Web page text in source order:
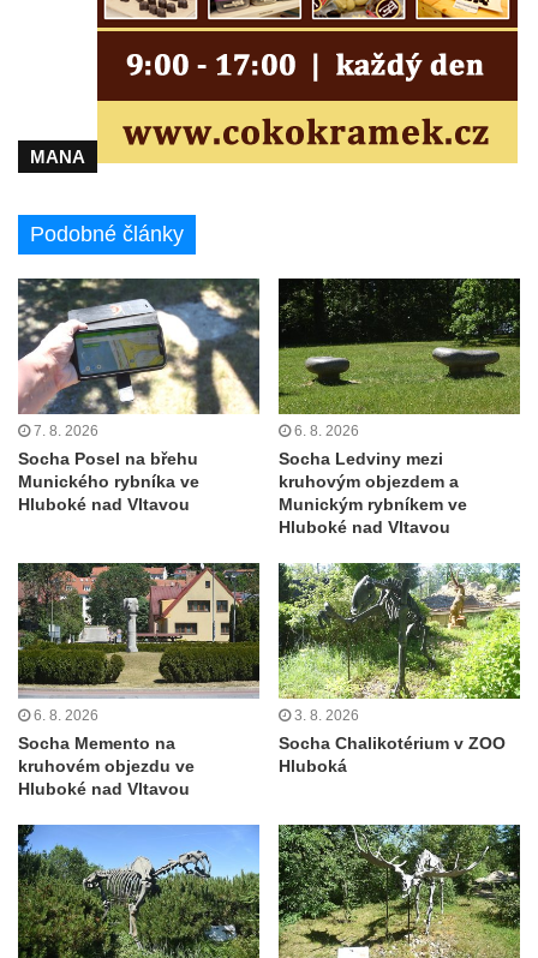
Roudnici nad Labem
Sloup Panny Marie v údolí Kamenického
Sloup sv. Judy Tadeáše v Nábřežní ulici v
Sloup s (chybějící) sochou sv. Jana
Nepomuckého u Bredovského letohrádku
Sloup s kaplicí (boží muka) u Rynoltic
Sloup s kaplicí (boží muka) v Jablonném v
Podještědí – Markvarticích
Sloup s kaplicí (boží muka) ve Lvové
Sloup Nejsvětější Trojice v Zákupech
Sloup Panny Marie v Okrouhlické ulici v
Mimoni
Sloup se sochou Anny Samotřetí v Hrádku
nad Nisou
Sloup Panny Marie v Bělé pod Bezdězem
Sloup s kaplicí (boží muka) u Hvězdy
Sloup s kaplicí (boží muka) v Kyjích
Sloup Panny Marie v Třebechovicích pod
Orebem
Sloup Nejsvětější Trojice v Třebechovicích
Sloup s kaplicí (boží muka) Kamenická
Nová Víska
Sloup svatého Floriana v Potštejně
MANA
Podobné články
7. 8. 2026
Socha Posel na břehu
Munického rybníka ve
Hluboké nad Vltavou
6. 8. 2026
Socha Ledviny mezi
kruhovým objezdem a
Munickým rybníkem ve
Hluboké nad Vltavou
6. 8. 2026
Socha Memento na
kruhovém objezdu ve
Hluboké nad Vltavou
3. 8. 2026
Socha Chalikotérium v ZOO
Hluboká